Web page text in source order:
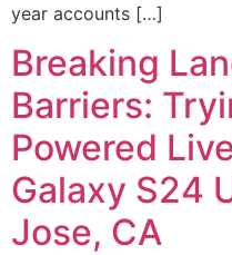
year accounts […]
Breaking
Barriers:
Powered
Galaxy S24
Jose, CA